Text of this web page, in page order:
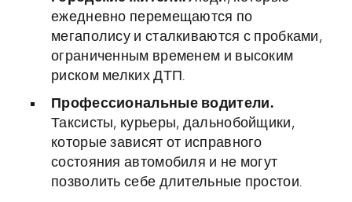
ежедневно перемещаются по
мегаполису и сталкиваются с пробками,
ограниченным временем и высоким
риском мелких ДТП.
Профессиональные водители.
Таксисты, курьеры, дальнобойщики,
которые зависят от исправного
состояния автомобиля и не могут
позволить себе длительные простои.